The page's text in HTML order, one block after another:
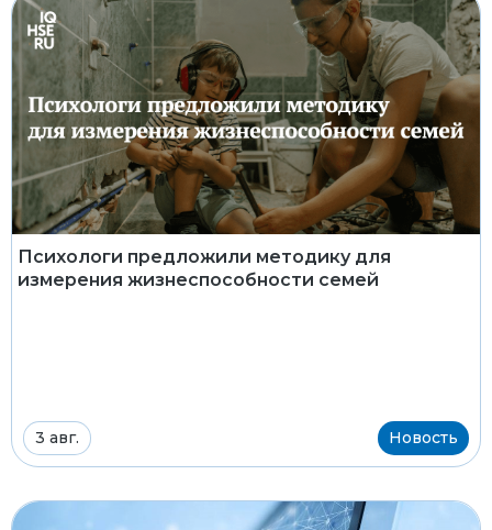
Психологи предложили методику для
измерения жизнеспособности семей
3 авг. Новость